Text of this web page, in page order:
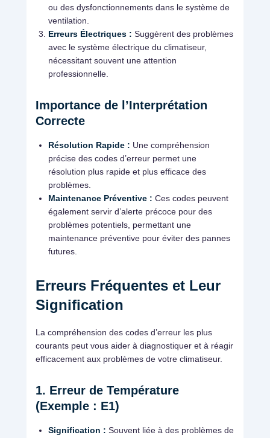
ou des dysfonctionnements dans le système de
ventilation.
Erreurs Électriques : Suggèrent des problèmes
avec le système électrique du climatiseur,
nécessitant souvent une attention
professionnelle.
Importance de l’Interprétation
Correcte
Résolution Rapide : Une compréhension
précise des codes d’erreur permet une
résolution plus rapide et plus efficace des
problèmes.
Maintenance Préventive : Ces codes peuvent
également servir d’alerte précoce pour des
problèmes potentiels, permettant une
maintenance préventive pour éviter des pannes
futures.
Erreurs Fréquentes et Leur
Signification
La compréhension des codes d’erreur les plus
courants peut vous aider à diagnostiquer et à réagir
efficacement aux problèmes de votre climatiseur.
1. Erreur de Température
(Exemple : E1)
Signification : Souvent liée à des problèmes de